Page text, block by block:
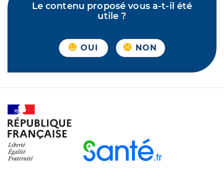
Le contenu proposé vous a-t-il été
utile ?
OUI NON